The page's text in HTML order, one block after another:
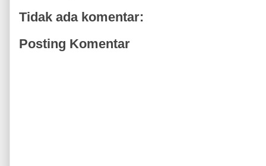
Tidak ada komentar:
Posting Komentar